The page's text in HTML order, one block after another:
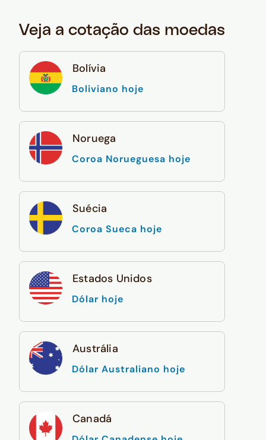
Veja a cotação das moedas
Bolívia
Boliviano hoje
Noruega
Coroa Norueguesa hoje
Suécia
Coroa Sueca hoje
Estados Unidos
Dólar hoje
Austrália
Dólar Australiano hoje
Canadá